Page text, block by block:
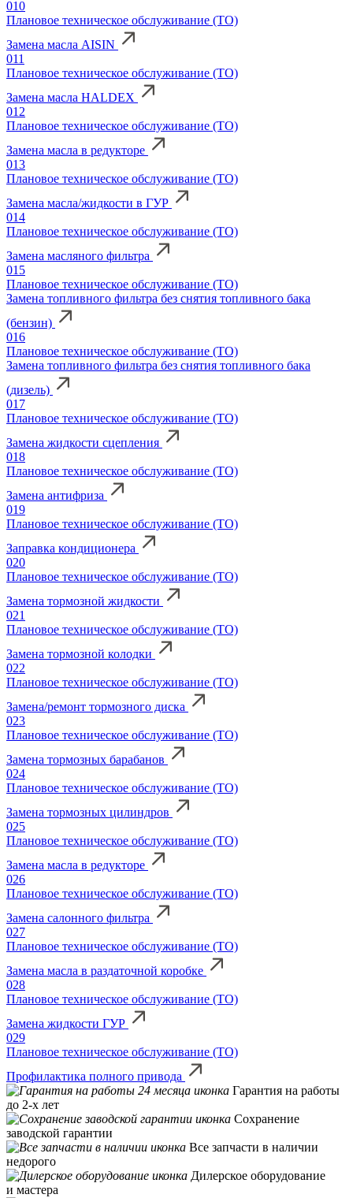
010
Плановое техническое обслуживание (ТО)
Замена масла AISIN
011
Плановое техническое обслуживание (ТО)
Замена масла HALDEX
012
Плановое техническое обслуживание (ТО)
Замена масла в редукторе
013
Плановое техническое обслуживание (ТО)
Замена масла/жидкости в ГУР
014
Плановое техническое обслуживание (ТО)
Замена масляного фильтра
015
Плановое техническое обслуживание (ТО)
Замена топливного фильтра без снятия топливного бака
(бензин)
016
Плановое техническое обслуживание (ТО)
Замена топливного фильтра без снятия топливного бака
(дизель)
017
Плановое техническое обслуживание (ТО)
Замена жидкости сцепления
018
Плановое техническое обслуживание (ТО)
Замена антифриза
019
Плановое техническое обслуживание (ТО)
Заправка кондиционера
020
Плановое техническое обслуживание (ТО)
Замена тормозной жидкости
021
Плановое техническое обслуживание (ТО)
Замена тормозной колодки
022
Плановое техническое обслуживание (ТО)
Замена/ремонт тормозного диска
023
Плановое техническое обслуживание (ТО)
Замена тормозных барабанов
024
Плановое техническое обслуживание (ТО)
Замена тормозных цилиндров
025
Плановое техническое обслуживание (ТО)
Замена масла в редукторе
026
Плановое техническое обслуживание (ТО)
Замена салонного фильтра
027
Плановое техническое обслуживание (ТО)
Замена масла в раздаточной коробке
028
Плановое техническое обслуживание (ТО)
Замена жидкости ГУР
029
Плановое техническое обслуживание (ТО)
Профилактика полного привода
Гарантия на работы
до 2-х лет
Сохранение
заводской гарантии
Все запчасти в наличии
недорого
Дилерское оборудование
и мастера